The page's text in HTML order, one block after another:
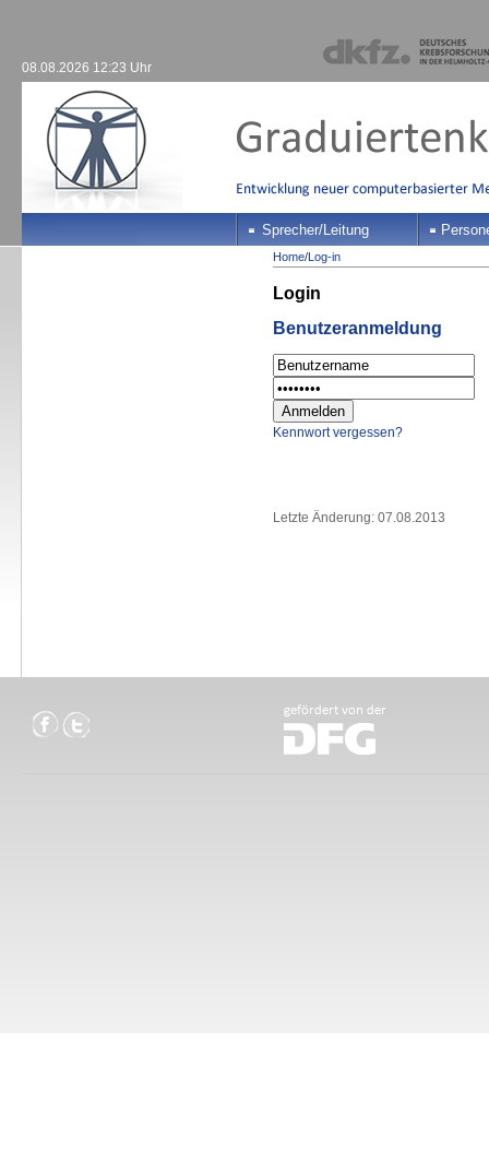
08.08.2026 12:23 Uhr
Sprecher/Leitung
Home/Log-in
Login
Benutzeranmeldung
Kennwort vergessen?
Letzte Änderung: 07.08.2013